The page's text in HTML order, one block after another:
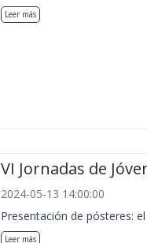
Leer más
VI Jornadas de
2024-05-13 14:00:00
Presentación de pósteres:
Leer más